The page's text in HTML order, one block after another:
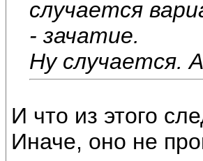
случается
- зачатие.
Ну случается.
И что из этого
Иначе, оно не